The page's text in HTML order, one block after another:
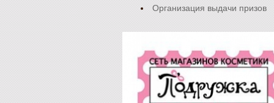
Организация выдачи призов